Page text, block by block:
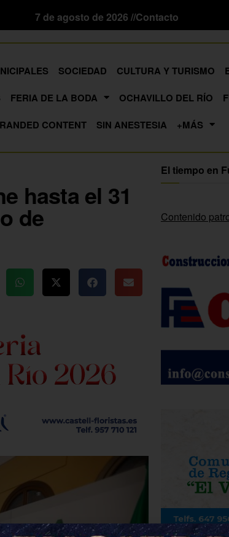
7 de agosto de 2026 //Contacto
SOCIEDAD CULTURA Y TURISMO
FERIA DE LA BODA OCHAVILLO DEL RÍO
CONTENT
SIN ANESTESIA +MÁS
hasta el 31
de
El tiempo en
Contenido